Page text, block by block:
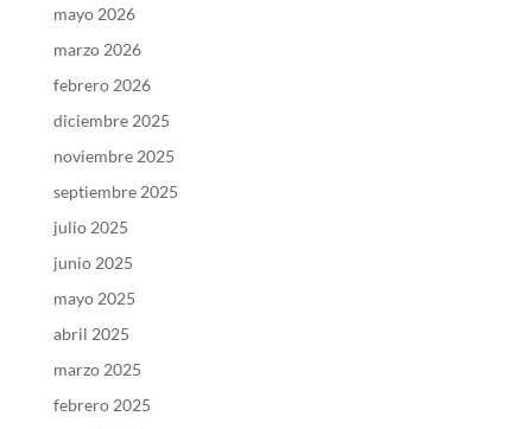
mayo 2026
marzo 2026
febrero 2026
diciembre 2025
noviembre 2025
septiembre 2025
julio 2025
junio 2025
mayo 2025
abril 2025
marzo 2025
febrero 2025